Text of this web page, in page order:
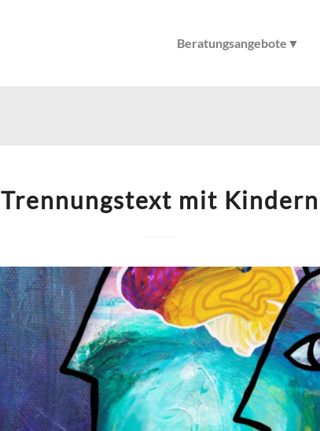
Beratungsangebote▼
Trennungstext mit Kindern